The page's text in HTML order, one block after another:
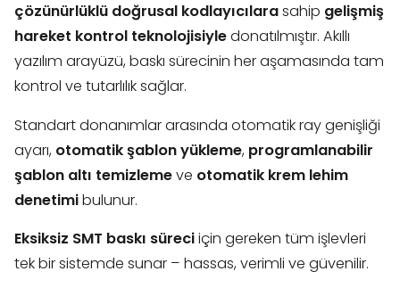
çözünürlüklü doğrusal kodlayıcılarasahip gelişmiş
hareket kontrol teknolojisiyledonatılmıştır. Akıllı
yazılım arayüzü, baskı sürecinin her aşamasında tam
kontrol ve tutarlılık sağlar.
Standart donanımlar arasında otomatik ray genişliği
ayarı, otomatik şablon yükleme, programlanabilir
şablon altı temizlemeve otomatik krem lehim
denetimibulunur.
Eksiksiz SMT baskı süreciiçin gereken tüm işlevleri
tek bir sistemde sunar – hassas, verimli ve güvenilir.